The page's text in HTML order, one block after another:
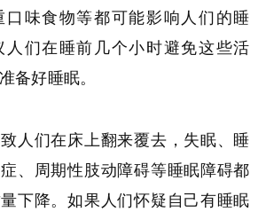
味食物等都可能影响人们的睡
们在睡前几个小时避免这些活
备好睡眠。
人们在床上翻来覆去，失眠、睡
、周期性肢动障碍等睡眠障碍都
下降。如果人们怀疑自己有睡眠